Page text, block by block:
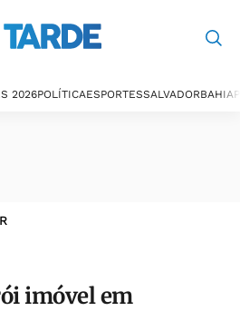
2026POLÍTICAESPORTESSALVADORBAHIA
imóvel em